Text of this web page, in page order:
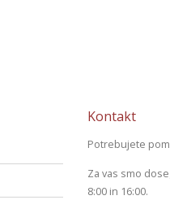
Kontakt
Potrebujete
Za vas smo
8:00 in 16:00.